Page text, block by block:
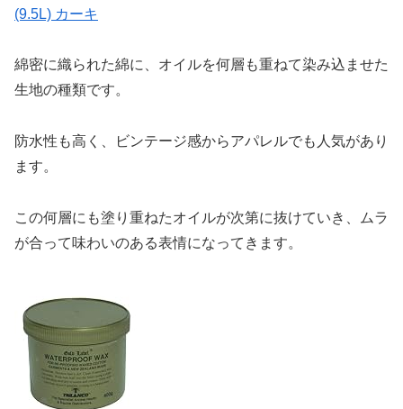
(9.5L) カーキ
綿密に織られた綿に、オイルを何層も重ねて染み込ませた
生地の種類です。
防水性も高く、ビンテージ感からアパレルでも人気があり
ます。
この何層にも塗り重ねたオイルが次第に抜けていき、ムラ
が合って味わいのある表情になってきます。